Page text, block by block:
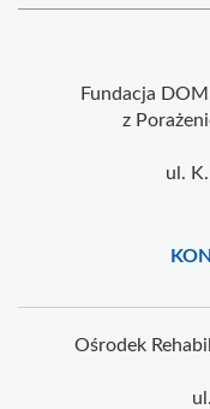
Fundacja
z
ul.
Ośrodek